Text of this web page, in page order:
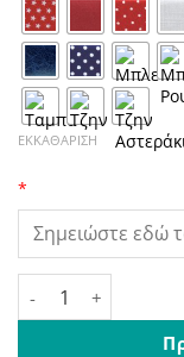
ΕΚΚΑΘΆΡΙΣΗ
*
Ξύλινο Παπιγιόν